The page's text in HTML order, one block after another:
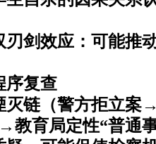
刃剑效应：可能推
序复查
灭链 （警方拒立案
育局定性“普通